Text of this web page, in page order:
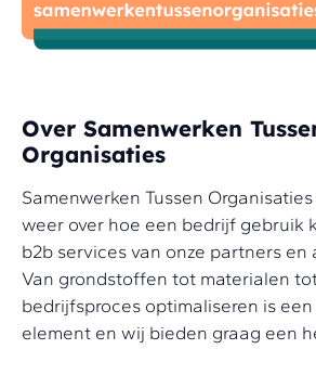
Over Samenwerken
Organisaties
Samenwerken Tussen
weer over hoe een bedrijf gebruik
b2b services van onze partners en
Van grondstoffen tot materialen
bedrijfsproces optimaliseren is
element en wij bieden graag een